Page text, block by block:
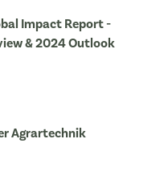
Impact Report -
& 2024 Outlook
Agrartechnik